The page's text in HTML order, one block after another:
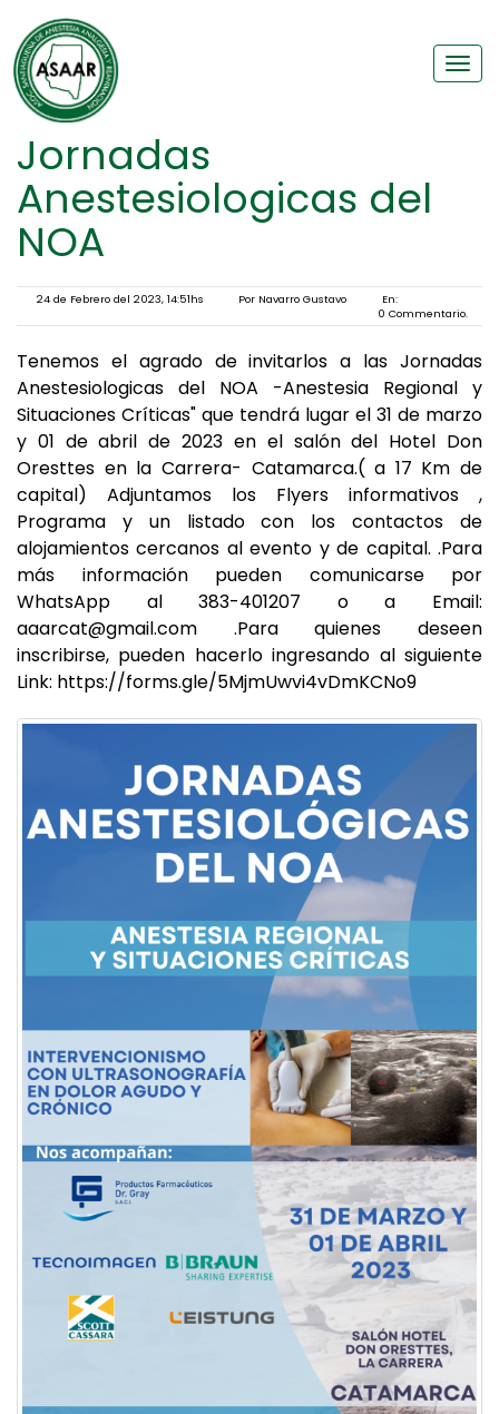
Ver
Menú
Jornadas
Anestesiologicas del
NOA
24 de Febrero del 2023, 14:51hs Por Navarro Gustavo
En:
0 Commentario.
Tenemos el agrado de invitarlos a las Jornadas
Anestesiologicas del NOA -Anestesia Regional y
Situaciones Críticas" que tendrá lugar el 31 de marzo
y 01 de abril de 2023 en el salón del Hotel Don
Oresttes en la Carrera- Catamarca.( a 17 Km de
capital) Adjuntamos los Flyers informativos ,
Programa y un listado con los contactos de
alojamientos cercanos al evento y de capital. .Para
más información pueden comunicarse por
WhatsApp al 383-401207 o a Email:
aaarcat@gmail.com .Para quienes deseen
inscribirse, pueden hacerlo ingresando al siguiente
Link: https://forms.gle/5MjmUwvi4vDmKCNo9